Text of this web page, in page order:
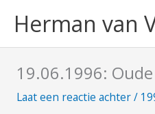
naarHerman van
19.06.1996:
Laat een reactie achter/